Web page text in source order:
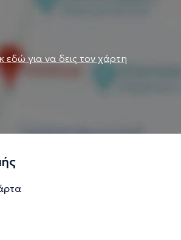
η ομάδα του doctoranytime βασισμένη σε
εδώ για να δεις τον χάρτη